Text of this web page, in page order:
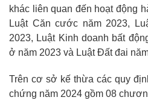
khác liên quan đến hoạt động
Luật Căn cước năm 2023,
2023, Luật Kinh doanh bất
ở năm 2023 và Luật Đất đai
Trên cơ sở kế thừa các quy
chứng năm 2024 gồm 08